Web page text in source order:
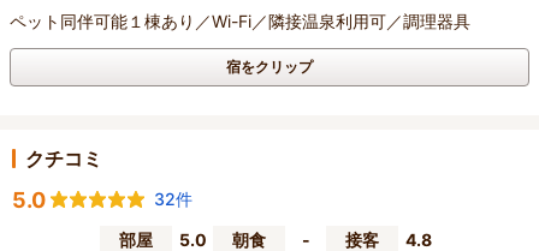
ペット同伴可能１棟あり／Wi-Fi／隣接温泉利用可／調理器具
宿をクリップ
クチコミ
5.0
32件
部屋
5.0 朝食 - 接客
4.8